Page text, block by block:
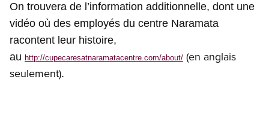
On trouvera de l’information additionnelle, dont une
vidéo où des employés du centre Naramata
racontent leur histoire,
au http://cupecaresatnaramatacentre.com/about/ (en anglais
seulement).